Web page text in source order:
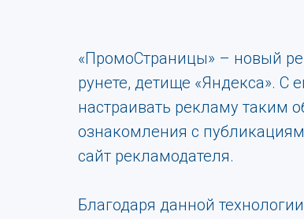
«ПромоСтраницы» – новый
рунете, детище «Яндекса». С
настраивать рекламу таким
ознакомления с
сайт рекламодателя.
Благодаря данной